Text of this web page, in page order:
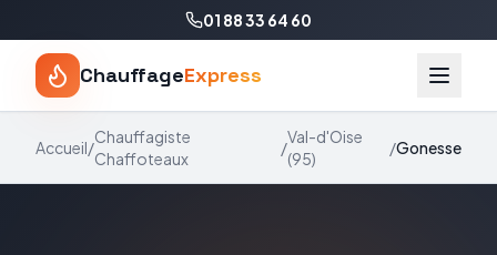
01 88 33 64 60
ChauffageExpress
Accueil/
Chauffagiste
Chaffoteaux
/
Val-d'Oise
(95)
/Gonesse